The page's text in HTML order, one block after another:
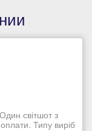
світшот з
Типу виріб